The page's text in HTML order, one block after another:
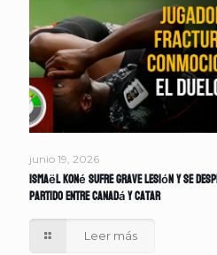
junio 19, 2026
Ismaël Koné sufre grave lesión y se
partido entre Canadá y Catar
Leer más